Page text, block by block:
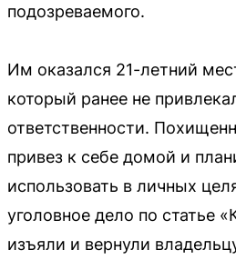
подозреваемого.
Им оказался 21-летний
который ранее не
ответственности.
привез к себе домой и
использовать в личных
уголовное дело по статье
изъяли и вернули